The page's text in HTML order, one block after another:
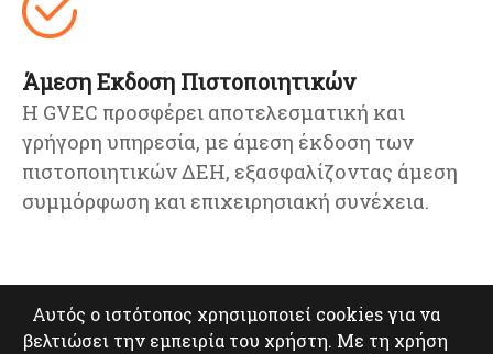
Άμεση Εκδοση Πιστοποιητικών
Η GVEC προσφέρει αποτελεσματική και
γρήγορη υπηρεσία, με άμεση έκδοση των
πιστοποιητικών ΔΕΗ, εξασφαλίζοντας άμεση
συμμόρφωση και επιχειρησιακή συνέχεια.
Αυτός ο ιστότοπος χρησιμοποιεί cookies για να
βελτιώσει την εμπειρία του χρήστη. Με τη χρήση